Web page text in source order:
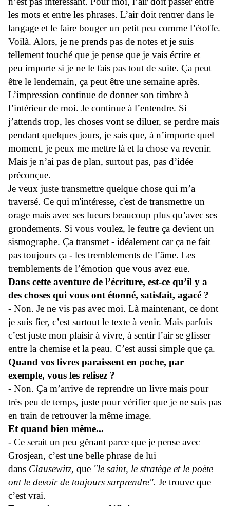
les mots et entre les phrases. L’air doit rentrer dans le
langage et le faire bouger un petit peu comme l’étoffe.
Voilà. Alors, je ne prends pas de notes et je suis
tellement touché que je pense que je vais écrire et
peu importe si je ne le fais pas tout de suite. Ça peut
être le lendemain, ça peut être une semaine après.
L’impression continue de donner son timbre à
l’intérieur de moi. Je continue à l’entendre. Si
j’attends trop, les choses vont se diluer, se perdre mais
pendant quelques jours, je sais que, à n’importe quel
moment, je peux me mettre là et la chose va revenir.
Mais je n’ai pas de plan, surtout pas, pas d’idée
préconçue.
Je veux juste transmettre quelque chose qui m’a
traversé. Ce qui m'intéresse, c'est de transmettre un
orage mais avec ses lueurs beaucoup plus qu’avec ses
grondements. Si vous voulez, le feutre ça devient un
sismographe. Ça transmet - idéalement car ça ne fait
pas toujours ça - les tremblements de l’âme. Les
tremblements de l’émotion que vous avez eue.
Dans cette aventure de l’écriture, est-ce qu’il y a
des choses qui vous ont étonné, satisfait, agacé ?
- Non. Je ne vis pas avec moi. Là maintenant, ce dont
je suis fier, c’est surtout le texte à venir. Mais parfois
c’est juste mon plaisir à vivre, à sentir l’air se glisser
entre la chemise et la peau. C’est aussi simple que ça.
Quand vos livres paraissent en poche, par
exemple, vous les relisez ?
- Non. Ça m’arrive de reprendre un livre mais pour
très peu de temps, juste pour vérifier que je ne suis pas
en train de retrouver la même image.
Et quand bien même...
- Ce serait un peu gênant parce que je pense avec
Grosjean, c’est une belle phrase de lui
dans Clausewitz, que "le saint, le stratège et le poète
ont le devoir de toujours surprendre". Je trouve que
c’est vrai.